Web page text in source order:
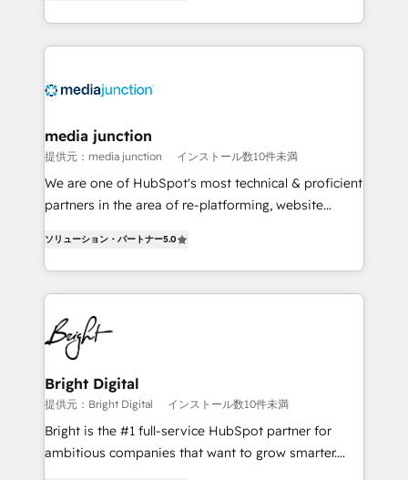
Hourly-fee (assigned one Dedicated HubSpot
requirement). ✔️Helped over 25,000+ customers so
team to simplify the complex and build a better
experience for your team and customers.
media junction
提供元：media junction インストール数10件未満
We are one of HubSpot's most technical & proficient
partners in the area of re-platforming, website
implementations for mid-market & enterprise
companies. We are woman-owned, powered by
coffee, and we ❤️ dogs. We produce award-winning
work for our clients. 🏆2023 Technical Expertise
Impact Award 🏆2022 Technical Expertise Impact
Award 🏆2022 Platform Migration Excellence Impact
Award 🏆2020 Elite Solutions Partner 🏆2019
Integrations HubSpot Impact Award 🏆2019
Marketing Enablement HubSpot Impact Award 🏆
2018 Website Design HubSpot Impact Award 🏆2017
ソリューション・パートナー5.0
Bright Digital
提供元：Bright Digital インストール数10件未満
Bright is the #1 full-service HubSpot partner for
ambitious companies that want to grow smarter.